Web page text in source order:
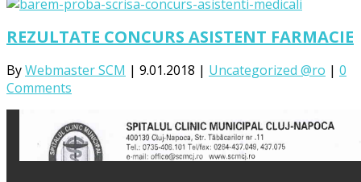
REZULTATE CONCURS ASISTENT FARMACIE
ByWebmaster SCM | 9.01.2018 | Uncategorized @ro | 0
Comments